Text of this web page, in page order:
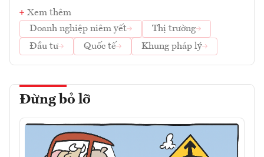
Xem thêm
Doanh nghiệp niêm yết
Thị trường
Đầu tư
Quốc tế Khung pháp lý
Đừng bỏ lỡ